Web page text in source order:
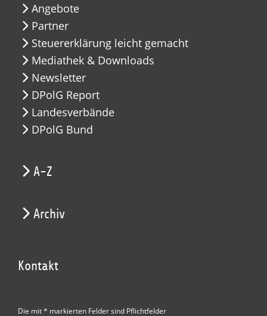
Angebote
Partner
Steuererklärung leicht gemacht
Mediathek & Downloads
Newsletter
DPolG Report
Landesverbände
DPolG Bund
A-Z
Archiv
Kontakt
Die mit * markierten Felder sind Pflichtfelder